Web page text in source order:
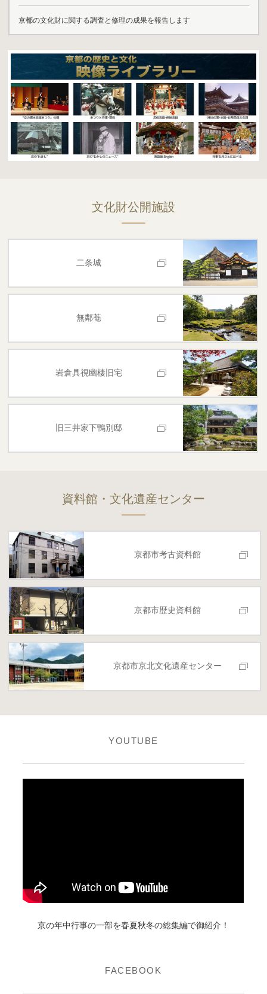
京都の文化財に関する調査と修理の成果を報告します
文化財公開施設
二条城
無鄰菴
岩倉具視幽棲旧宅
旧三井家下鴨別邸
資料館・文化遺産センター
京都市考古資料館
京都市歴史資料館
京都市京北文化遺産センター
YOUTUBE
京の年中行事の一部を春夏秋冬の総集編で御紹介！
FACEBOOK